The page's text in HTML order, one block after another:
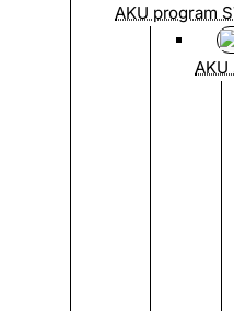
AKU program
AKU